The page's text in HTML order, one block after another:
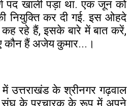
पद खाली पड़ा था. एक जून को
नियुक्ति कर दी गई. इस ओहदे
कह रहे हैं, इसके बारे में बात करें,
कौन हैं अजेय कुमार...।
उत्तराखंड के श्रीनगर गढ़वाल
संघ के प्रचारक के रूप में अपने